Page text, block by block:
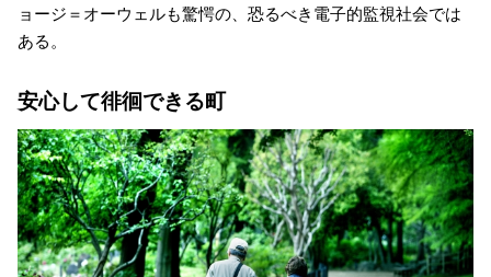
ョージ＝オーウェルも驚愕の、恐るべき電子的監視社会では
ある。
安心して徘徊できる町